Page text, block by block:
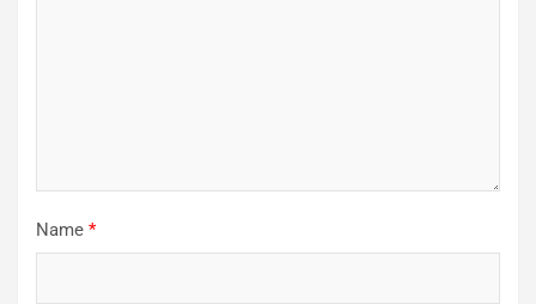
Name *